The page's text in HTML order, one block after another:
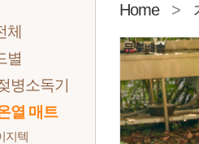
체
별
병소독기
열 매트
지텍
Home >
무료배송